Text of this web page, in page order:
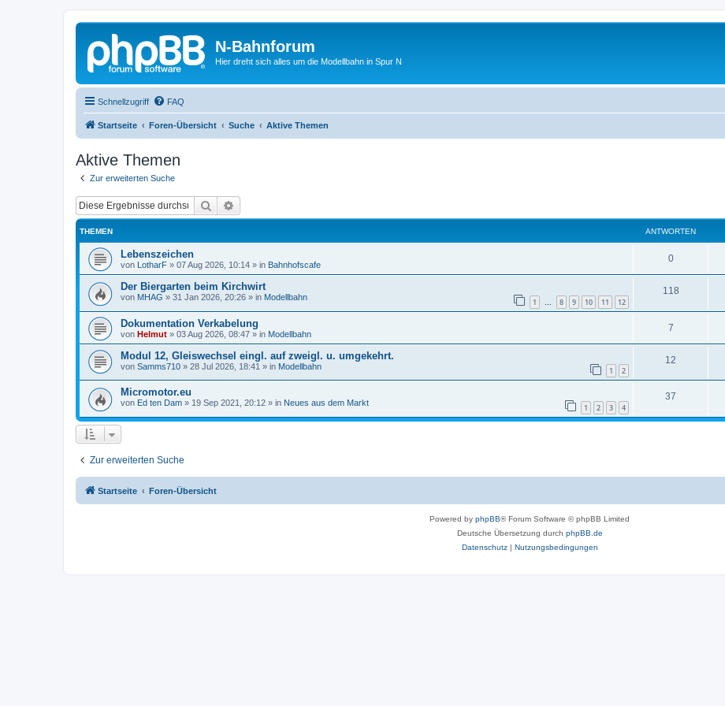
N-Bahnforum
Hier dreht sich alles um die Modellbahn in Spur N
Schnellzugriff FAQ
Startseite Foren-Übersicht Suche Aktive Themen
Aktive Themen
Zur erweiterten Suche
Suche
THEMEN ANTWORTEN
Lebenszeichen
von LotharF » 07 Aug 2026, 10:14 » in Bahnhofscafe
0
Der Biergarten beim Kirchwirt
von MHAG » 31 Jan 2026, 20:26 » in Modellbahn 1 … 8 9 10 11 12
118
Dokumentation Verkabelung
von Helmut » 03 Aug 2026, 08:47 » in Modellbahn
7
Modul 12, Gleiswechsel eingl. auf zweigl. u. umgekehrt.
von Samms710 » 28 Jul 2026, 18:41 » in Modellbahn 1 2
12
Micromotor.eu
von Ed ten Dam » 19 Sep 2021, 20:12 » in Neues aus dem Markt 1 2 3 4
37
Zur erweiterten Suche
Startseite Foren-Übersicht
Powered by phpBB® Forum Software © phpBB Limited
Deutsche Übersetzung durch phpBB.de
Datenschutz| Nutzungsbedingungen